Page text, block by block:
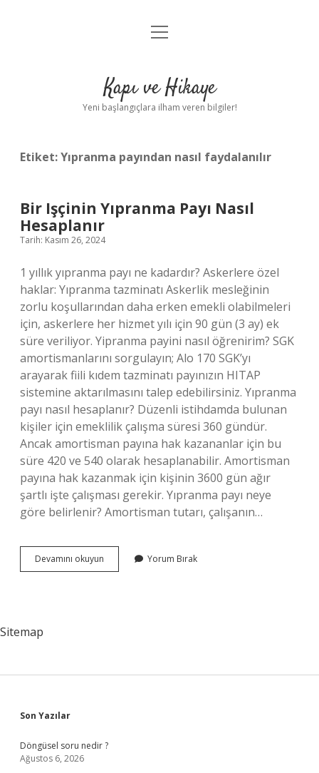
Anasayfa
Yasal Uyarı
menüyü
Kapı ve Hikaye
Yeni başlangıçlara ilham veren bilgiler!
Etiket:Yıpranma payından nasıl faydalanılır
Bir Işçinin Yıpranma Payı Nasıl
Hesaplanır
Tarih: Kasım 26, 2024
1 yıllık yıpranma payı ne kadardır? Askerlere özel
haklar: Yıpranma tazminatı Askerlik mesleğinin
zorlu koşullarından daha erken emekli olabilmeleri
için, askerlere her hizmet yılı için 90 gün (3 ay) ek
süre veriliyor. Yipranma payini nasıl öğrenirim? SGK
amortismanlarını sorgulayın; Alo 170 SGK’yı
arayarak fiili kıdem tazminatı payınızın HITAP
sistemine aktarılmasını talep edebilirsiniz. Yıpranma
payı nasıl hesaplanır? Düzenli istihdamda bulunan
kişiler için emeklilik çalışma süresi 360 gündür.
Ancak amortisman payına hak kazananlar için bu
süre 420 ve 540 olarak hesaplanabilir. Amortisman
payına hak kazanmak için kişinin 3600 gün ağır
şartlı işte çalışması gerekir. Yıpranma payı neye
göre belirlenir? Amortisman tutarı, çalışanın…
Devamını okuyun
Işçinin
Yorum Bırak
Sitemap
Sidebar
Son Yazılar
Döngüsel soru nedir ?
Ağustos 6, 2026